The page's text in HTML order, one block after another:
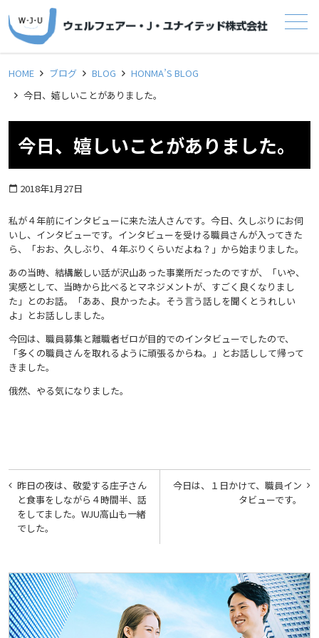
メニュー
HOME ブログ BLOG
HONMA’S BLOG
今日、嬉しいことがありました。
今日、嬉しいことがありました。
calendar_today 2018年1月27日
私が４年前にインタビューに来た法人さんです。今日、久しぶりにお伺
いし、インタビューです。インタビューを受ける職員さんが入ってきた
ら、「おお、久しぶり、４年ぶりくらいだよね？」から始まりました。
あの当時、結構厳しい話が沢山あった事業所だったのですが、「いや、
実感として、当時から比べるとマネジメントが、すごく良くなりまし
た」とのお話。「ああ、良かったよ。そう言う話しを聞くとうれしい
よ」とお話ししました。
今回は、職員募集と離職者ゼロが目的でのインタビューでしたので、
「多くの職員さんを取れるように頑張るからね。」とお話しして帰って
きました。
俄然、やる気になりました。
投
稿
ナ
ゲ
ー
シ
今日は、１日かけて、職員イン
タビューです。
昨日の夜は、敬愛する庄子さん
と食事をしながら４時間半、話
をしてました。WJU高山も一緒
でした。